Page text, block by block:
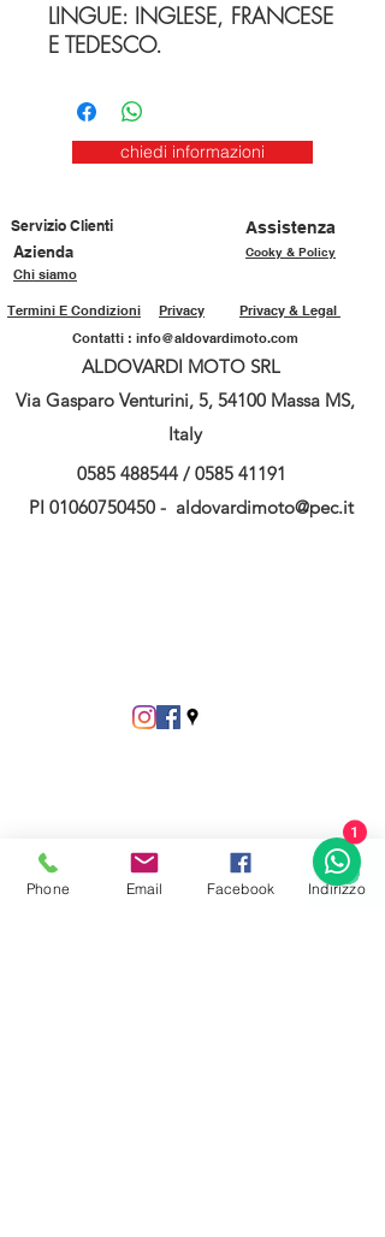
LINGUE: INGLESE, FRANCESE
E TEDESCO.
chiedi informazioni
Servizio Clienti
Assistenza
Azienda
Cooky & Policy
Chi siamo
Privacy & Legal
Privacy
Termini E Condizioni
Contatti : info@aldovardimoto.com
ALDOVARDI MOTO SRL
Via Gasparo Venturini, 5, 54100 Massa MS,
Italy
0585 488544 / 0585 41191
PI 01060750450 - aldovardimoto@pec.it
Phone Email Facebook Indirizzo
1